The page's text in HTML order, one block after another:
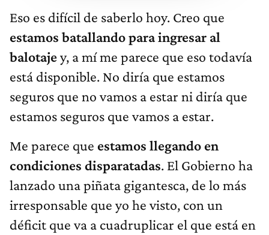
Eso es difícil de saberlo hoy. Creo que
estamos batallando para ingresar al
balotajey, a mí me parece que eso todavía
está disponible. No diría que estamos
seguros que no vamos a estar ni diría que
estamos seguros que vamos a estar.
Me parece que estamos llegando en
condiciones disparatadas. El Gobierno ha
lanzado una piñata gigantesca, de lo más
irresponsable que yo he visto, con un
déficit que va a cuadruplicar el que está en